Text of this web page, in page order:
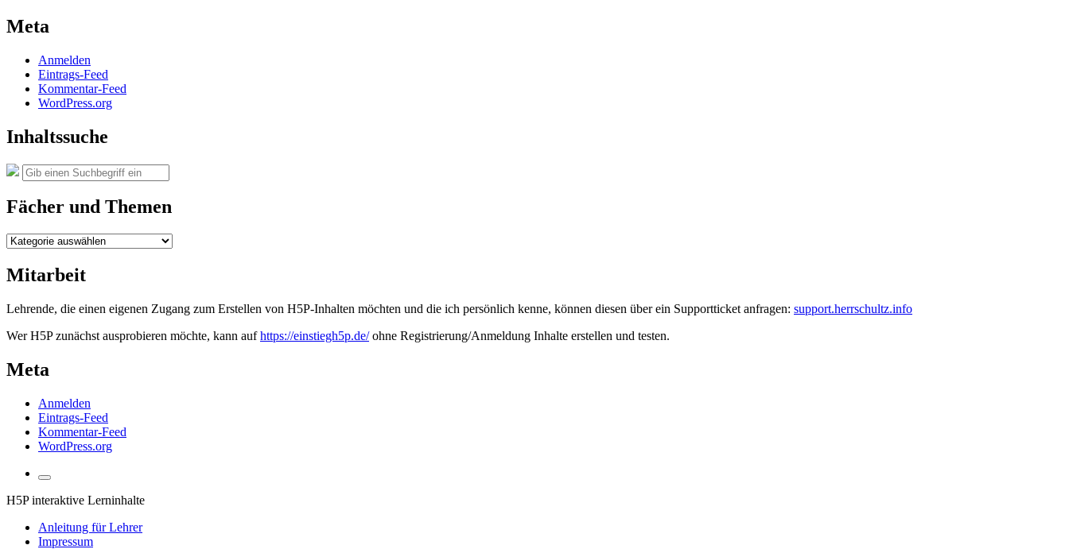
Meta
Anmelden
Eintrags-Feed
Kommentar-Feed
WordPress.org
Inhaltssuche
Suche
nach:
Suchen
Fächer und Themen
Fächer
Themen
Mitarbeit
Lehrende, die einen eigenen Zugang zum Erstellen von H5P-Inhalten möchten und die ich persönlich kenne, können diesen über ein Supportticket anfragen: support.herrschultz.info
Wer H5P zunächst ausprobieren möchte, kann aufhttps://einstiegh5p.de/ohne Registrierung/Anmeldung Inhalte erstellen und testen.
Meta
Anmelden
Eintrags-Feed
Kommentar-Feed
WordPress.org
Suchfeld
umschalten
H5P interaktive Lerninhalte
Anleitung für Lehrer
Impressum